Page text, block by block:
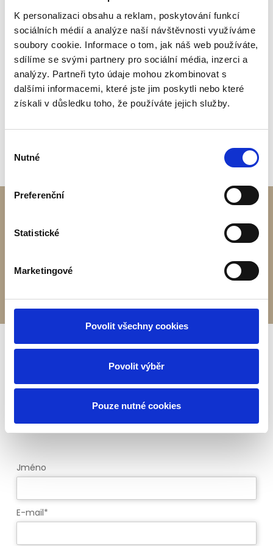
K personalizaci obsahu a reklam, poskytování funkcí
sociálních médií a analýze naší návštěvnosti využíváme
soubory cookie. Informace o tom, jak náš web používáte,
sdílíme se svými partnery pro sociální média, inzerci a
analýzy. Partneři tyto údaje mohou zkombinovat s
dalšími informacemi, které jste jim poskytli nebo které
získali v důsledku toho, že používáte jejich služby.
souhlasu
Nutné
Preferenční
Statistické
Marketingové
Povolit všechny cookies
Povolit výběr
Pouze nutné cookies
Základní cena
450
000 Kč
Se zateplením střechy a podlahy 10 cm
minerální vlnou
499
000 Kč
Se zateplením střechy, stěn a podlahy 10
cm minerální vlnou
623 500
Kč
*Ceny bez DPH a dopravy
Rádi zodpovíme Vaše
dotazy
Jméno
E-mail*